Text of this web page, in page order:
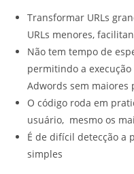
Transformar URLs
URLs menores,
Não tem tempo de
permitindo a execução
Adwords sem maiores
O código roda em
usuário, mesmo os
É de difícil detecção a
simples